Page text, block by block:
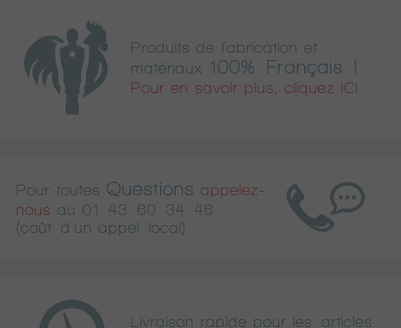
Produits de fabrication et
matériaux
100% Français !
Pour en savoir plus, cliquez ICI
Pour toutes Questions appelez-
nous au 01 43 60 34 46
(coût d'un appel local)
Livraison rapide pour les articles